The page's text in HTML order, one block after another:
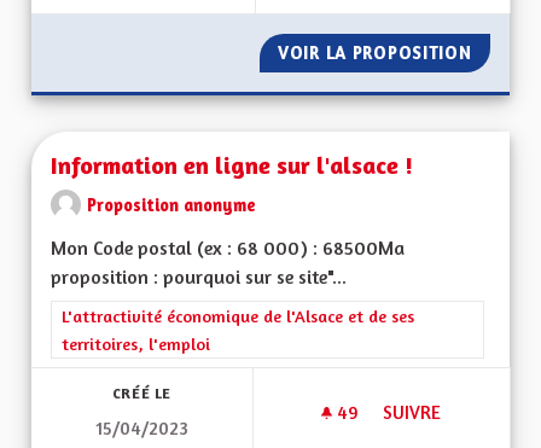
VOIR LA PROPOSITION
Information en ligne sur l'alsace !
Proposition anonyme
Mon Code postal (ex : 68 000) : 68500Ma
proposition : pourquoi sur se site"...
Filtrer les résultats de la catégorie : L'attractivité
L'attractivité économique de l'Alsace et de ses
territoires, l'emploi
CRÉÉ LE
15/04/2023
49 49 ABONNÉS
SUIVRE